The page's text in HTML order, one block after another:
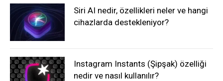
Siri AI nedir, özellikleri neler ve hangi
cihazlarda destekleniyor?
Instagram Instants (Şipşak) özelliği
nedir ve nasıl kullanılır?